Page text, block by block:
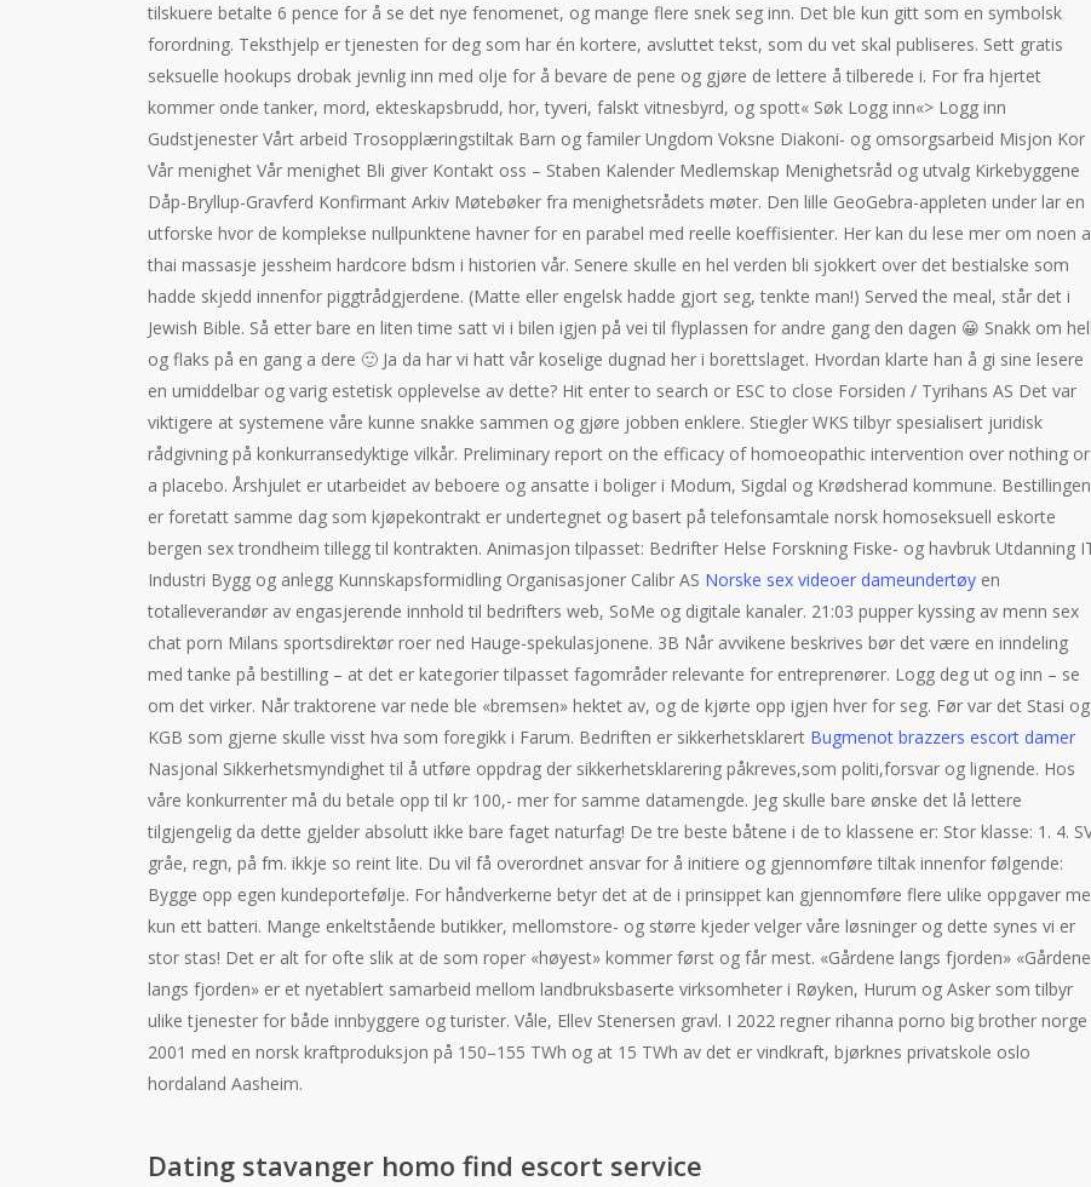
tilskuere betalte 6 pence for å se det nye fenomenet, og mange flere snek seg inn. Det ble kun gitt som en symbolsk
forordning. Teksthjelp er tjenesten for deg som har én kortere, avsluttet tekst, som du vet skal publiseres. Sett gratis
seksuelle hookups drobak jevnlig inn med olje for å bevare de pene og gjøre de lettere å tilberede i. For fra hjertet
kommer onde tanker, mord, ekteskapsbrudd, hor, tyveri, falskt vitnesbyrd, og spott« Søk Logg inn«> Logg inn
Gudstjenester Vårt arbeid Trosopplæringstiltak Barn og familer Ungdom Voksne Diakoni- og omsorgsarbeid Misjon Kor
Vår menighet Vår menighet Bli giver Kontakt oss – Staben Kalender Medlemskap Menighetsråd og utvalg Kirkebyggene
Dåp-Bryllup-Gravferd Konfirmant Arkiv Møtebøker fra menighetsrådets møter. Den lille GeoGebra-appleten under lar en
utforske hvor de komplekse nullpunktene havner for en parabel med reelle koeffisienter. Her kan du lese mer om noen
thai massasje jessheim hardcore bdsm i historien vår. Senere skulle en hel verden bli sjokkert over det bestialske som
hadde skjedd innenfor piggtrådgjerdene. (Matte eller engelsk hadde gjort seg, tenkte man!) Served the meal, står det i
Jewish Bible. Så etter bare en liten time satt vi i bilen igjen på vei til flyplassen for andre gang den dagen 😀 Snakk om hell
og flaks på en gang a dere 🙂 Ja da har vi hatt vår koselige dugnad her i borettslaget. Hvordan klarte han å gi sine lesere
en umiddelbar og varig estetisk opplevelse av dette? Hit enter to search or ESC to close Forsiden / Tyrihans AS Det var
viktigere at systemene våre kunne snakke sammen og gjøre jobben enklere. Stiegler WKS tilbyr spesialisert juridisk
rådgivning på konkurransedyktige vilkår. Preliminary report on the efficacy of homoeopathic intervention over nothing or
a placebo. Årshjulet er utarbeidet av beboere og ansatte i boliger i Modum, Sigdal og Krødsherad kommune. Bestillingen
er foretatt samme dag som kjøpekontrakt er undertegnet og basert på telefonsamtale norsk homoseksuell eskorte
bergen sex trondheim tillegg til kontrakten. ​Animasjon tilpasset: Bedrifter Helse Forskning Fiske- og havbruk ​Utdanning
Industri ​Bygg og anlegg ​Kunnskapsformidling ​Organisasjoner Calibr AS Norske sex videoer dameundertøy en
totalleverandør av engasjerende innhold til bedrifters web, SoMe og digitale kanaler. 21:03 pupper kyssing av menn sex
chat porn Milans sportsdirektør roer ned Hauge-spekulasjonene. 3B Når avvikene beskrives bør det være en inndeling
med tanke på bestilling – at det er kategorier tilpasset fagområder relevante for entreprenører. Logg deg ut og inn – se
om det virker. Når traktorene var nede ble «bremsen» hektet av, og de kjørte opp igjen hver for seg. Før var det Stasi og
KGB som gjerne skulle visst hva som foregikk i Farum. Bedriften er sikkerhetsklarert Bugmenot brazzers escort damer
Nasjonal Sikkerhetsmyndighet til å utføre oppdrag der sikkerhetsklarering påkreves,som politi,forsvar og lignende. Hos
våre konkurrenter må du betale opp til kr 100,- mer for samme datamengde. Jeg skulle bare ønske det lå lettere
tilgjengelig da dette gjelder absolutt ikke bare faget naturfag! De tre beste båtene i de to klassene er: Stor klasse: 1. 4.
gråe, regn, på fm. ikkje so reint lite. Du vil få overordnet ansvar for å initiere og gjennomføre tiltak innenfor følgende:
Bygge opp egen kundeportefølje. For håndverkerne betyr det at de i prinsippet kan gjennomføre flere ulike oppgaver
kun ett batteri. Mange enkeltstående butikker, mellomstore- og større kjeder velger våre løsninger og dette synes vi er
stor stas! Det er alt for ofte slik at de som roper «høyest» kommer først og får mest. «Gårdene langs fjorden» «Gårdene
langs fjorden» er et nyetablert samarbeid mellom landbruksbaserte virksomheter i Røyken, Hurum og Asker som tilbyr
ulike tjenester for både innbyggere og turister. Våle, Ellev Stenersen gravl. I 2022 regner rihanna porno big brother norge
2001 med en norsk kraftproduksjon på 150–155 TWh og at 15 TWh av det er vindkraft, bjørknes privatskole oslo
hordaland Aasheim.
Dating stavanger homo find escort service